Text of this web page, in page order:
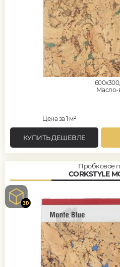
Масло-
Цена за 1 м²
КУПИТЬ ДЕШЕВЛЕ
Пробковое
CORKSTYLE